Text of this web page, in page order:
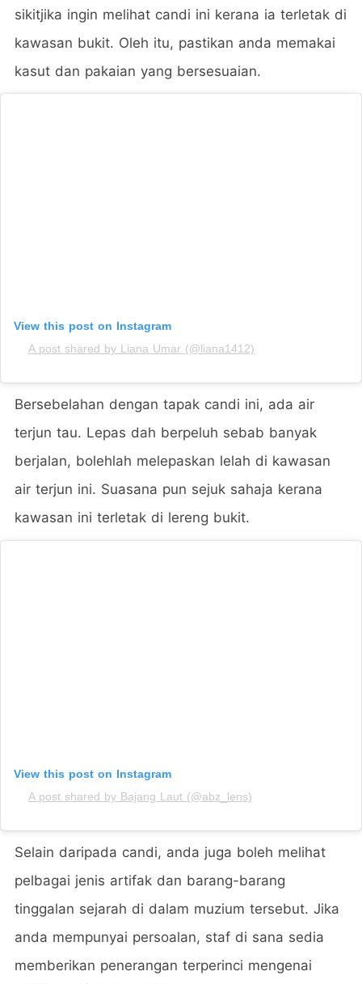
sikitjika ingin melihat candi ini kerana ia terletak di
kawasan bukit. Oleh itu, pastikan anda memakai
kasut dan pakaian yang bersesuaian.
View this post on Instagram
A post shared by Liana Umar (@liana1412)
Bersebelahan dengan tapak candi ini, ada air
terjun tau. Lepas dah berpeluh sebab banyak
berjalan, bolehlah melepaskan lelah di kawasan
air terjun ini. Suasana pun sejuk sahaja kerana
kawasan ini terletak di lereng bukit.
View this post on Instagram
A post shared by Bajang Laut (@abz_lens)
Selain daripada candi, anda juga boleh melihat
pelbagai jenis artifak dan barang-barang
tinggalan sejarah di dalam muzium tersebut. Jika
anda mempunyai persoalan, staf di sana sedia
memberikan penerangan terperinci mengenai